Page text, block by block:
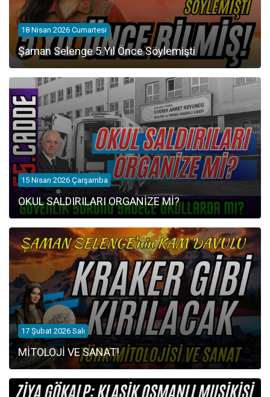
18 Nisan 2026 Cumartesi
Şaman Selenge 5 Yıl Önce Söylemişti
15 Nisan 2026 Çarşamba
OKUL SALDIRILARI ORGANİZE Mİ?
17 Şubat 2026 Salı
MİTOLOJİ VE SANAT!